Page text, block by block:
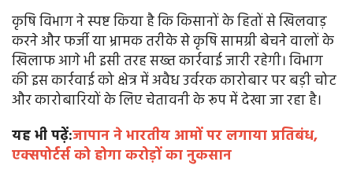
कृषि विभाग ने स्पष्ट किया है कि किसानों के हितों से खिलवाड़
करने और फर्जी या भ्रामक तरीके से कृषि सामग्री बेचने वालों के
खिलाफ आगे भी इसी तरह सख्त कार्रवाई जारी रहेगी। विभाग
की इस कार्रवाई को क्षेत्र में अवैध उर्वरक कारोबार पर बड़ी चोट
और कारोबारियों के लिए चेतावनी के रूप में देखा जा रहा है।
यह भी पढ़ें:जापान ने भारतीय आमों पर लगाया प्रतिबंध,
एक्सपोर्टर्स को होगा करोड़ों का नुकसान